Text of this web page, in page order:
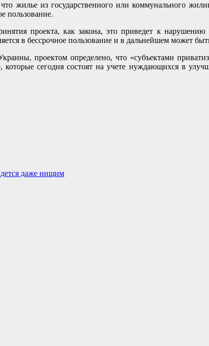
жилье из государственного или коммунального
пользование.
проекта, как закона, это приведет к
в бессрочное пользование и в дальнейшем может
проектом определено, что «субъектами
которые сегодня состоят на учете нуждающихся в
даже нищим